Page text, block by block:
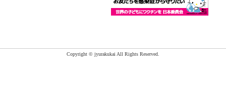
Copyright © jyurakukai All Rights Reserved.